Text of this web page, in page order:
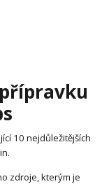
10 nejdůležitějších
zdroje, kterým je